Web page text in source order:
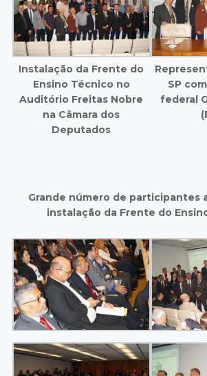
Instalação da Frente do
Ensino Técnico no
Auditório Freitas Nobre
na Câmara dos
Deputados
SP
federal
Grande número de participantes
instalação da Frente do